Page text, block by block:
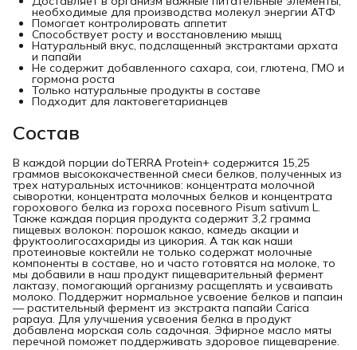
необходимые для производства молекул энергии АТФ
Помогает контролировать аппетит
Способствует росту и восстановлению мышц
Натуральный вкус, подслащенный экстрактами архата
и папайи
Не содержит добавленного сахара, сои, глютена, ГМО и
гормона роста
Только натуральные продукты в составе
Подходит для лактовегетарианцев
Состав
В каждой порции doTERRA Protein+ содержится 15,25
граммов высококачественной смеси белков, полученных из
трех натуральных источников: концентрата молочной
сыворотки, концентрата молочных белков и концентрата
горохового белка из гороха посевного Pisum sativum L.
Также каждая порция продукта содержит 3,2 грамма
пищевых волокон: порошок какао, камедь акации и
фруктоолигосахариды из цикория. А так как наши
протеиновые коктейли не только содержат молочные
компоненты в составе, но и часто готовятся на молоке, то
мы добавили в наш продукт пищеварительный фермент
лактазу, помогающий организму расщеплять и усваивать
молоко. Поддержит нормальное усвоение белков и папаин
— растительный фермент из экстракта папайи Carica
papaya. Для улучшения усвоения белка в продукт
добавлена морская соль садочная. Эфирное масло мяты
перечной поможет поддерживать здоровое пищеварение.